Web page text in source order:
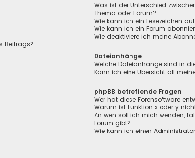
Beitrags?
Was ist der Unterschied
Thema oder Forum?
Wie kann ich ein Lesezeichen
Wie kann ich ein Forum
Wie deaktiviere ich meine
Dateianhänge
Welche Dateianhänge sind in
Kann ich eine Übersicht all
phpBB betreffende Fragen
Wer hat diese Forensoftware
Warum ist Funktion x oder y
An wen soll ich mich wenden,
Forum gibt?
Wie kann ich einen